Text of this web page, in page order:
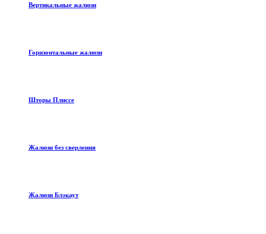
Вертикальные жалюзи
Горизонтальные жалюзи
Шторы Плиссе
Жалюзи без сверления
Жалюзи Блэкаут